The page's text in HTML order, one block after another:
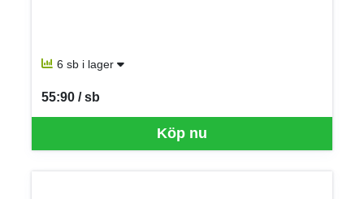
6 sb i lager
Köp nu
55:90 / sb
SEK per SB